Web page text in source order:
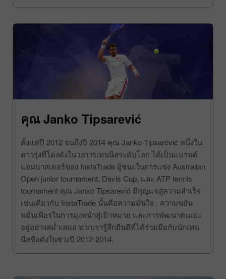
ในความสำเร็จของนักกีฬาที่น่าจับตามองเช่นนี้
คุณ Janko Tipsarević
ตั้งแต่ปี 2012 จนถึงปี 2014 คุณ Janko Tipsarević หนึ่งใน
ดาวรุ่งที่โด่งดังในวงการเทนนิสระดับโลก ได้เป็นแบรนด์
แอมบาสเดอร์ของ InstaTrade ผู้ชนะในการแข่ง Australian
Open junior tournament, Davis Cup, และ ATP tennis
tournament คุณ Janko Tipsarević มีกุญแจสู่ความสำเร็จ
เช่นเดียวกับ InstaTrade นั้นคือความมั่นใจ , ความขยัน
หมั่นเพียรในการมุ่งหน้าสู่เป้าหมาย และการพัฒนาตนเอง
อยู่อย่างสม่ำเสมอ พวกเรารู้สึกยืนดีที่ได้ร่วมมือกับนักเทน
นีสชื่อดังในช่วงปี 2012-2014.